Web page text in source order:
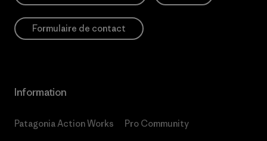
Formulaire de contact
Information
Patagonia Action Works Pro Community